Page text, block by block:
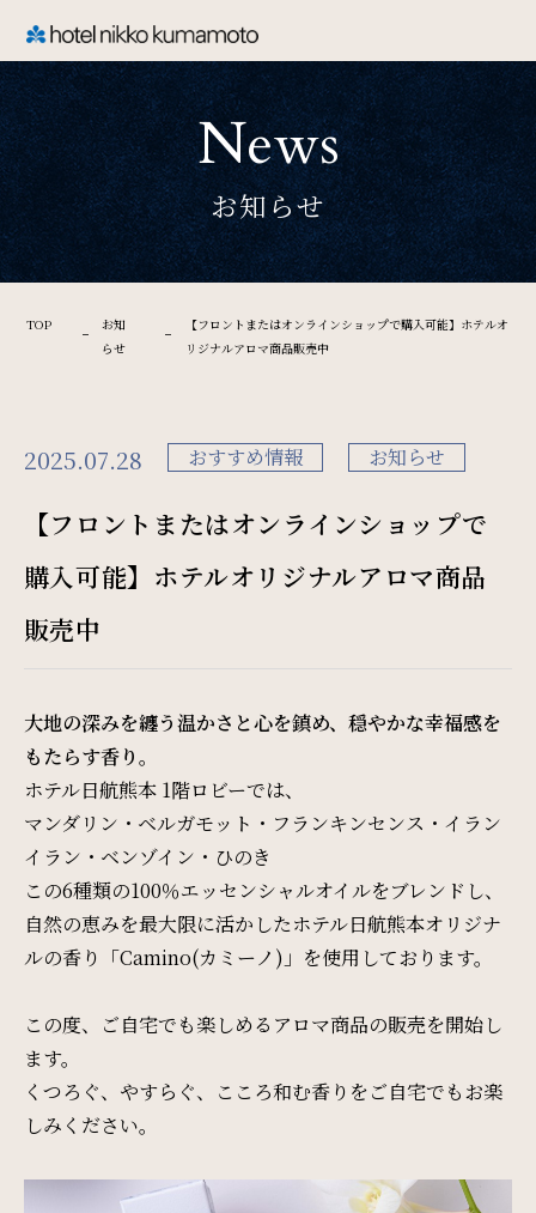
CLOSE
TOP
Welcome
ホテル日航熊本のご案内
Restaurant & Lounge
レストラン&ラウンジ
Wedding
ウエディング
Access
アクセス
Sightseeing
周辺観光
Gallery
News
お知らせ
TOP
お知
らせ
【フロントまたはオンラインショップで購入可能】ホテルオ
リジナルアロマ商品販売中
2025.07.28 おすすめ情報 お知らせ
【フロントまたはオンラインショップで
購入可能】ホテルオリジナルアロマ商品
販売中
大地の深みを纏う温かさと心を鎮め、穏やかな幸福感を
もたらす香り。
ホテル日航熊本 1階ロビーでは、
マンダリン・ベルガモット・フランキンセンス・イラン
イラン・ベンゾイン・ひのき
この6種類の100％エッセンシャルオイルをブレンドし、
自然の恵みを最大限に活かしたホテル日航熊本オリジナ
ルの香り「Camino(カミーノ)」を使用しております。
この度、ご自宅でも楽しめるアロマ商品の販売を開始し
ます。
くつろぐ、やすらぐ、こころ和む香りをご自宅でもお楽
しみください。